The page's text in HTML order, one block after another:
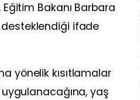
Bakanı Barbara
ifade
yönelik kısıtlamalar
yaş